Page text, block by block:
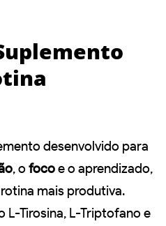
desenvolvido para
, o focoe o aprendizado,
mais produtiva.
L-Tirosina, L-Triptofano e